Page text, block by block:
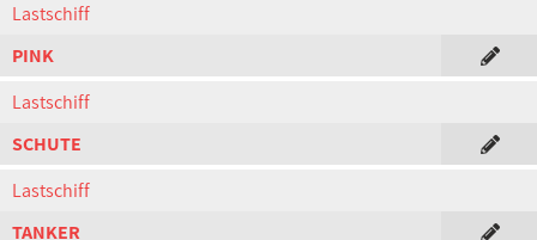
Lastschiff
PINK
Lastschiff
SCHUTE
Lastschiff
TANKER